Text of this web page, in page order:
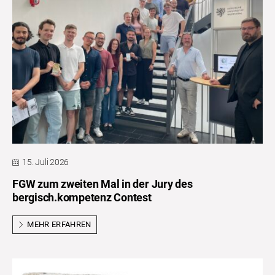
15. Juli 2026
FGW zum zweiten Mal in der Jury des
bergisch.kompetenz Contest
MEHR ERFAHREN